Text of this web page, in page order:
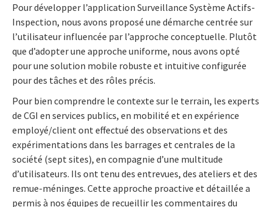
Pour développer l’application Surveillance Système Actifs-
Inspection, nous avons proposé une démarche centrée sur
l’utilisateur influencée par l’approche conceptuelle. Plutôt
que d’adopter une approche uniforme, nous avons opté
pour une solution mobile robuste et intuitive configurée
pour des tâches et des rôles précis.
Pour bien comprendre le contexte sur le terrain, les experts
de CGI en services publics, en mobilité et en expérience
employé/client ont effectué des observations et des
expérimentations dans les barrages et centrales de la
société (sept sites), en compagnie d’une multitude
d’utilisateurs. Ils ont tenu des entrevues, des ateliers et des
remue-méninges. Cette approche proactive et détaillée a
permis à nos équipes de recueillir les commentaires du